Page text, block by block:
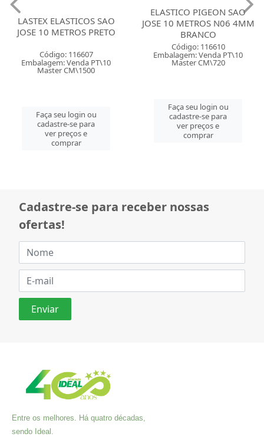
LASTEX ELASTICOS SAO
JOSE 10 METROS PRETO
Código: 116607
Embalagem: Venda PT\10
Master CM\1500
Faça seu login ou
cadastre-se para
ver preços e
comprar
ELASTICO PIGEON SAO
JOSE 10 METROS N06 4MM
BRANCO
Código: 116610
Embalagem: Venda PT\10
Faça seu login ou
cadastre-se para
ver preços e
Cadastre-se para receber nossas
ofertas!
Entre os melhores. Há quatro décadas,
sendo Ideal.